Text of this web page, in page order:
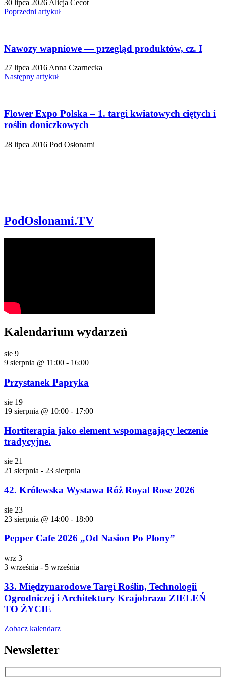
30 lipca 2026 Alicja Cecot
Poprzedni artykuł
Nawozy wapniowe — przegląd produktów, cz. I
27 lipca 2016 Anna Czarnecka
Następny artykuł
Flower Expo Polska – 1. targi kwiatowych ciętych i
roślin doniczkowych
28 lipca 2016 Pod Osłonami
PodOslonami.TV
Kalendarium wydarzeń
sie 9
9 sierpnia @ 11:00 - 16:00
Przystanek Papryka
sie 19
19 sierpnia @ 10:00 - 17:00
Hortiterapia jako element wspomagający leczenie
tradycyjne.
sie 21
21 sierpnia - 23 sierpnia
42. Królewska Wystawa Róż Royal Rose 2026
sie 23
23 sierpnia @ 14:00 - 18:00
Pepper Cafe 2026 „Od Nasion Po Plony”
wrz 3
3 września - 5 września
33. Międzynarodowe Targi Roślin, Technologii
Ogrodniczej i Architektury Krajobrazu ZIELEŃ
TO ŻYCIE
Zobacz kalendarz
Newsletter